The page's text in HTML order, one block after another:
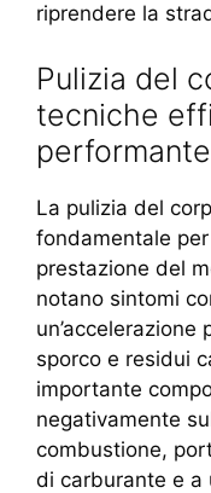
riprendere la
Pulizia del
tecniche
performante
La pulizia del
fondamentale
prestazione del
notano sintomi
un’accelerazione
sporco e residui
importante
negativamente
combustione,
di carburante e a